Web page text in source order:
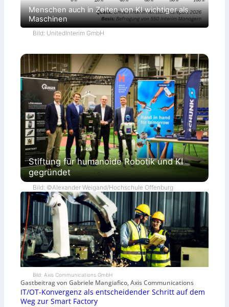
Menschen auch in Zeiten von KI wichtiger als
Maschinen
Bild: UnitedInterim GmbH
Stiftung für humanoide Robotik und KI
gegründet
Bild: ©Alexander Weigand/Hochschule Offenburg
Bild: Axis Communications GmbH
Gastbeitrag von Gabriele Mangiafico, Axis Communications
IT/OT-Konvergenz als entscheidender Schritt auf dem
Weg zur Smart Factory